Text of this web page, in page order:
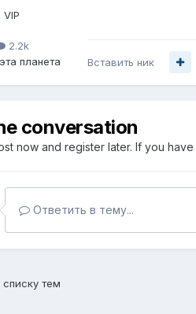
VIP
2.2k
эта планета Вставить ник
conversation
now and register later. If you have
Ответить в тему...
тем